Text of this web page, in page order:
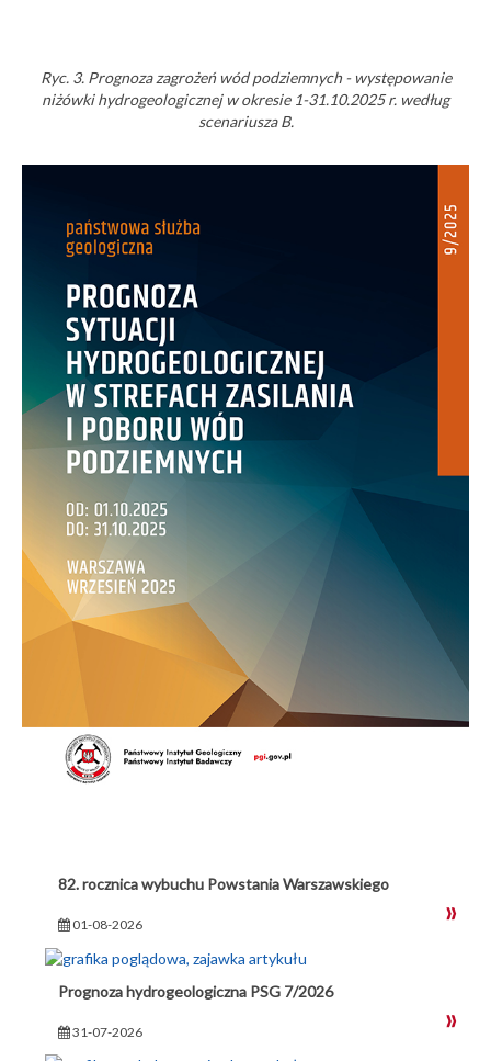
Ryc. 3. Prognoza zagrożeń wód podziemnych - występowanie
niżówki hydrogeologicznej w okresie 1-31.10.2025 r. według
scenariusza B.
82. rocznica wybuchu Powstania Warszawskiego
01-08-2026
Prognoza hydrogeologiczna PSG 7/2026
31-07-2026